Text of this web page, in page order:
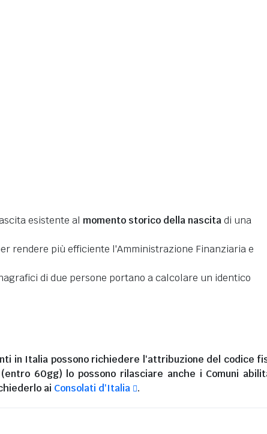
esistente al momento storico della nascitadi una
rendere più efficiente l'Amministrazione Finanziaria e
di due persone portano a calcolare un identico
in Italia possono richiedere l'attribuzione del codice
60gg) lo possono rilasciare anche i Comuni
ai Consolati d'Italia .